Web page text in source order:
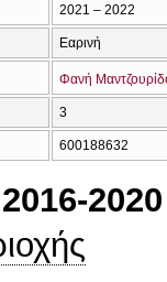
2021 – 2022
Εαρινή
Φανή
3
600188632
2020